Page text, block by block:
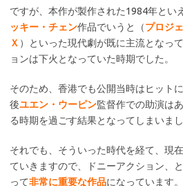
ですが、本作が製作された1984年とい
ッキー・チェン作品でいうと（プロジ
Ｘ ）といった現代劇が既に主流となっ
ョンは下火となっていた時期でした。
そのため、香港でも公開当時はヒットに
後ユエン・ウーピン監督作での助演は
る時期を過ごす結果となってしまいまし
それでも、そういった時代を経て、現
ていきますので、ドニーアクション、
って非常に重要な作品になっています。